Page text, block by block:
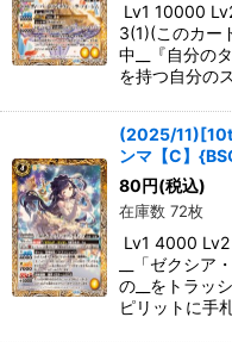
Lv1 10000
3(1)(このカー
中__『自分の
を持つ自分の
(2025/
ンマ【C】
80 円(税込)
在庫数 72枚
Lv1 4000
__「ゼクシア
の__をトラッ
ピリットに手